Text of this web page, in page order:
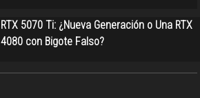
RTX 5070 Ti: ¿Nueva Generación o Una RTX
4080 con Bigote Falso?